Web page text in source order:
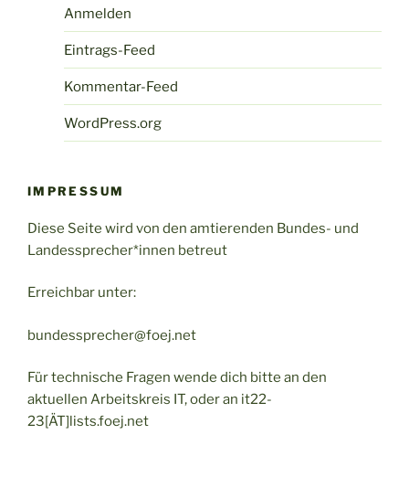
Anmelden
Eintrags-Feed
Kommentar-Feed
WordPress.org
IMPRESSUM
Diese Seite wird von den amtierenden Bundes- und
Landessprecher*innen betreut
Erreichbar unter:
bundessprecher@foej.net
Für technische Fragen wende dich bitte an den
aktuellen Arbeitskreis IT, oder an it22-
23[ÄT]lists.foej.net